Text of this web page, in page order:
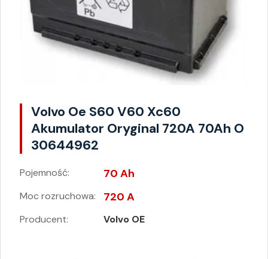
Volvo Oe S60 V60 Xc60
Akumulator Oryginal 720A 70Ah O
30644962
Pojemność: 70 Ah
Moc rozruchowa: 720 A
Producent: Volvo OE